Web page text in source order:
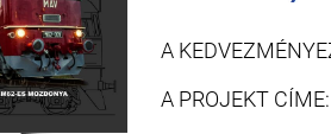
A
A PROJEKT